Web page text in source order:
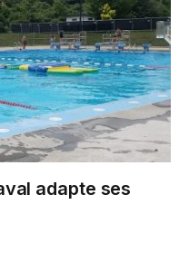
adapte ses